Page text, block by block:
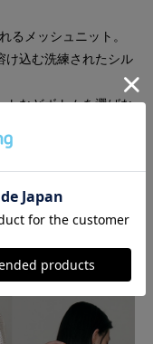
るメッシュニット。
け込む洗練されたシル
トなどボトムを選ばな
れ感のあるキャメ
な贅沢質感と軽やか
な一着です。